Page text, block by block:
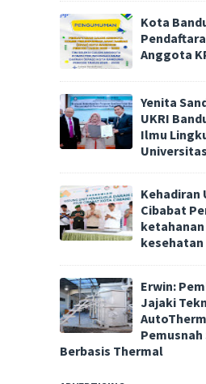
Kota
Anggota
Yenita
UKRI
Ilmu
Kehadiran
Cibabat
kesehatan
Erwin:
Jajaki
Pemusnah
Berbasis Thermal